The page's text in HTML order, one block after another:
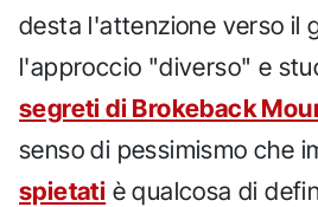
desta l'attenzione verso il
l'approccio "diverso" e
segreti di Brokeback
senso di pessimismo che
spietati è qualcosa di